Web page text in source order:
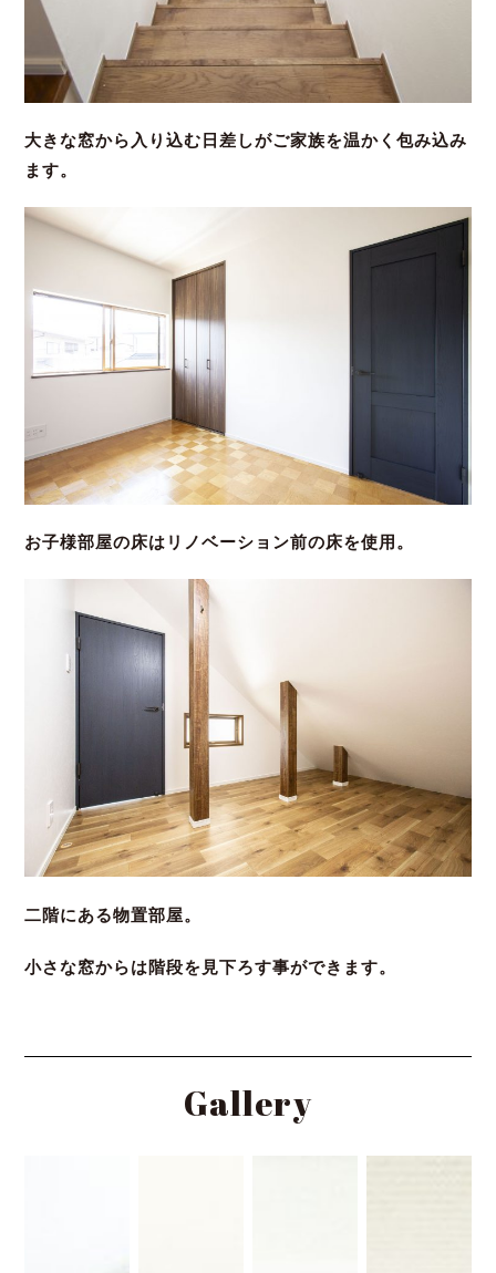
大きな窓から入り込む日差しがご家族を温かく包み込み
ます。
お子様部屋の床はリノベーション前の床を使用。
二階にある物置部屋。
小さな窓からは階段を見下ろす事ができます。
Gallery